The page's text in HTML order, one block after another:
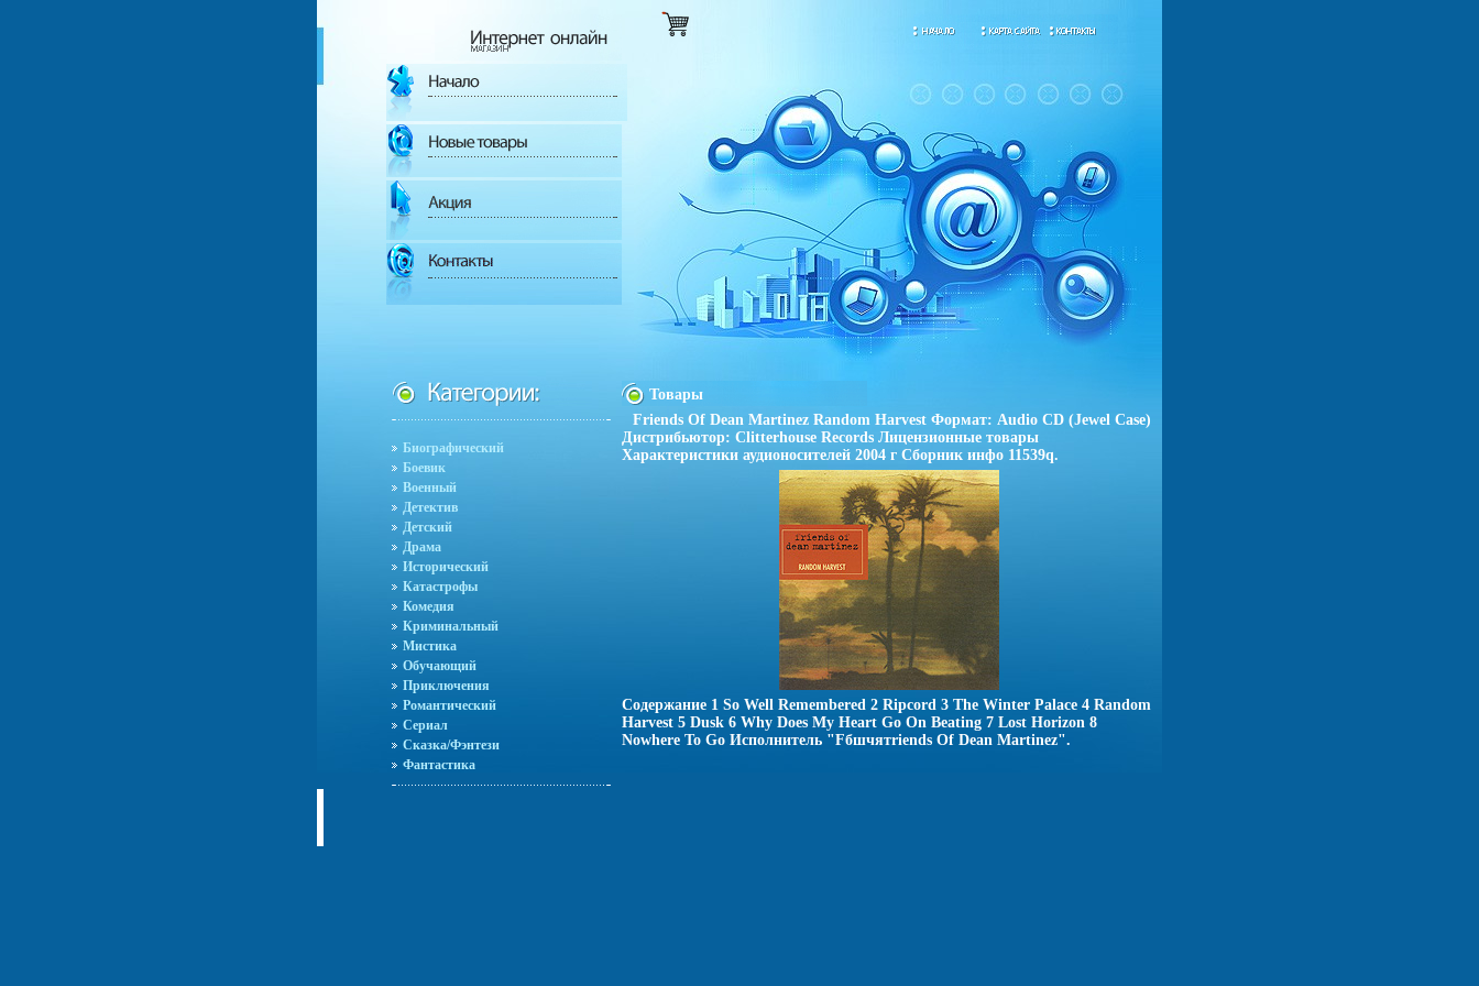
Биографический
Боевик
Военный
Детектив
Детский
Драма
Исторический
Катастрофы
Комедия
Криминальный
Мистика
Обучающий
Приключения
Романтический
Сериал
Сказка/Фэнтези
Фантастика
Товары
Friends Of Dean Martinez Random Harvest Формат: Audio CD (Jewel Case)
Дистрибьютор: Clitterhouse Records Лицензионные товары
Характеристики аудионосителей 2004 г Сборник инфо 11539q.
Содержание 1 So Well Remembered 2 Ripcord 3 The Winter Palace 4 Random
Harvest 5 Dusk 6 Why Does My Heart Go On Beating 7 Lost Horizon 8
Nowhere To Go Исполнитель "Fбшчятriends Of Dean Martinez".